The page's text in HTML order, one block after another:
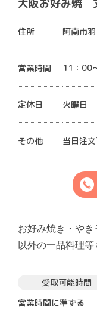
大阪お好み焼
住所 阿南市
営業時間 11：00
定休日 火曜日
その他 当日注
お好み焼き・やき
以外の一品料理等
受取可能時間
営業時間に準ずる